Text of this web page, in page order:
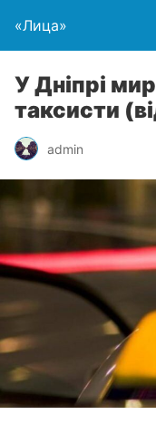
«Лица»
У Дніпрі
таксисти
admin